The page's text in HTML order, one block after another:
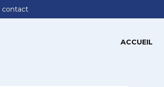
contact
ACCUEIL